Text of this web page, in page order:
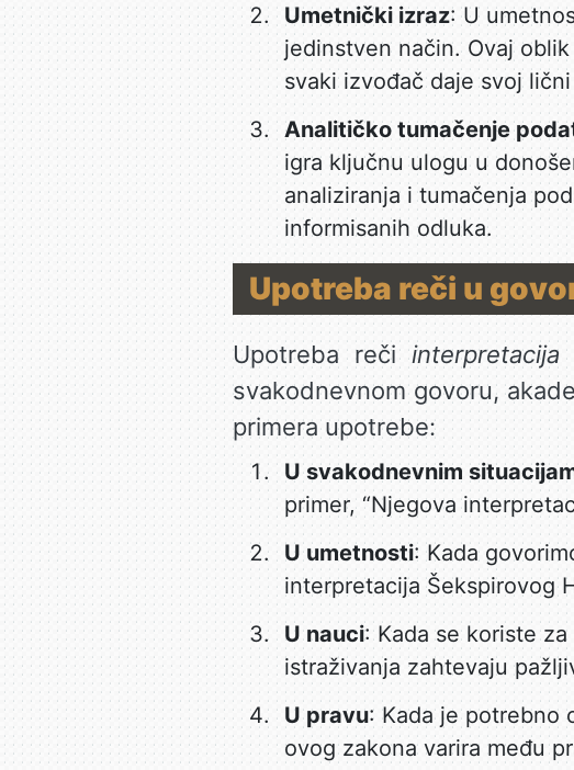
Umetnički izraz: U
jedinstven način. Ovaj
svaki izvođač daje svoj
Analitičko tumačenje
igra ključnu ulogu u
analiziranja i tumačenja
informisanih odluka.
Upotreba reči u
Upotreba rečiinterpretacija
svakodnevnom govoru,
primera upotrebe:
U svakodnevnim
primer, “Njegova
U umetnosti: Kada
interpretacija Šekspirovog
U nauci: Kada se koriste
istraživanja zahtevaju
U pravu: Kada je potrebno
ovog zakona varira među